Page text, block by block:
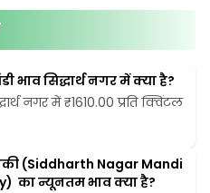
सिद्धार्थ नगर में क्या है?
नगर में ₹1610.00 प्रति क्विंटल
(Siddharth Nagar Mandi
का न्यूनतम भाव क्या है?